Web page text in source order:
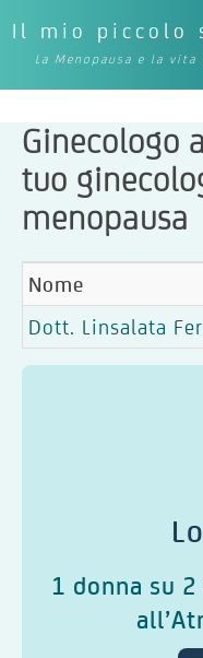
Il mio piccolo
La Menopausa e la
Ginecologo
tuo
menopausa
Nome
Dott. Linsalata
1 donna su 2